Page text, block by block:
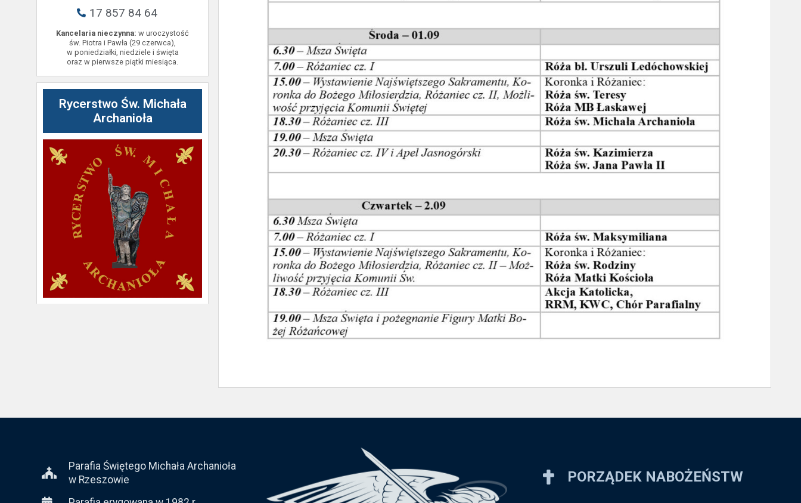
17 857 84 64
Kancelaria nieczynna: w uroczystość
św. Piotra i Pawła (29 czerwca),
w poniedziałki, niedziele i święta
oraz w pierwsze piątki miesiąca.
Rycerstwo Św. Michała
Archanioła
Parafia Świętego Michała Archanioła
w Rzeszowie
PORZĄDEK NABOŻEŃSTW